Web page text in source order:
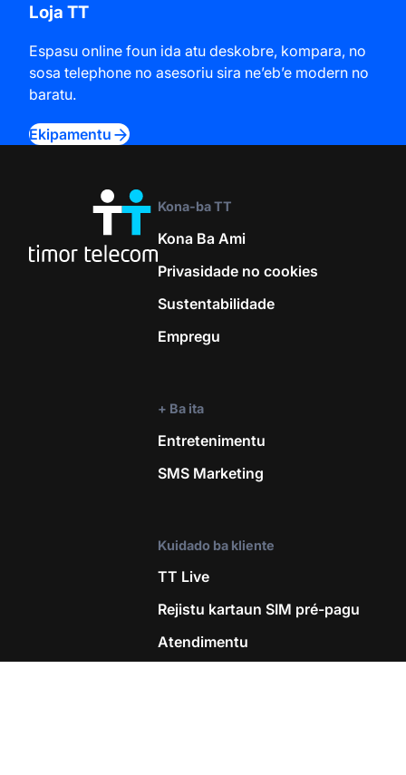
Loja TT
Espasu online foun ida atu deskobre, kompara, no
sosa telephone no asesoriu sira ne’eb’e modern no
baratu.
Ekipamentu
Kona-ba TT
Kona Ba Ami
Privasidade no cookies
Sustentabilidade
Empregu
+ Ba ita
Entretenimentu
SMS Marketing
Kuidado ba kliente
TT Live
Rejistu kartaun SIM pré-pagu
Atendimentu